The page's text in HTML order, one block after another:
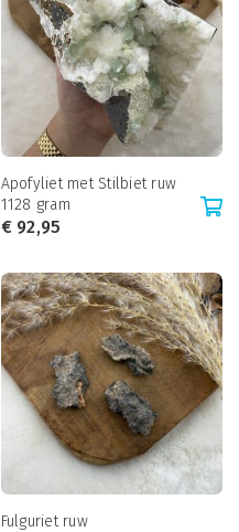
Apofyliet met Stilbiet ruw
1128 gram
€92,95
Fulguriet ruw